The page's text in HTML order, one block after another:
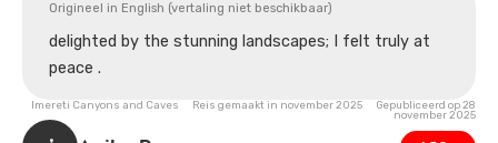
Origineel in English (vertaling niet beschikbaar)
delighted by the stunning landscapes; I felt truly at
peace .
Imereti Canyons and Caves Reis gemaakt in november 2025 Gepubliceerd op 28
november 2025